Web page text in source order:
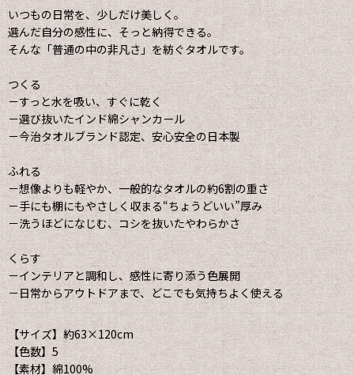
いつもの日常を、少しだけ美しく。
選んだ自分の感性に、そっと納得できる。
そんな「普通の中の非凡さ」を紡ぐタオルです。
つくる
－すっと水を吸い、すぐに乾く
－選び抜いたインド綿シャンカール
－今治タオルブランド認定、安心安全の日本製
ふれる
－想像よりも軽やか、一般的なタオルの約6割の重さ
－手にも棚にもやさしく収まる“ちょうどいい”厚み
－洗うほどになじむ、コシを抜いたやわらかさ
くらす
－インテリアと調和し、感性に寄り添う色展開
－日常からアウトドアまで、どこでも気持ちよく使える
【サイズ】約63×120cm
【色数】5
【素材】綿100%